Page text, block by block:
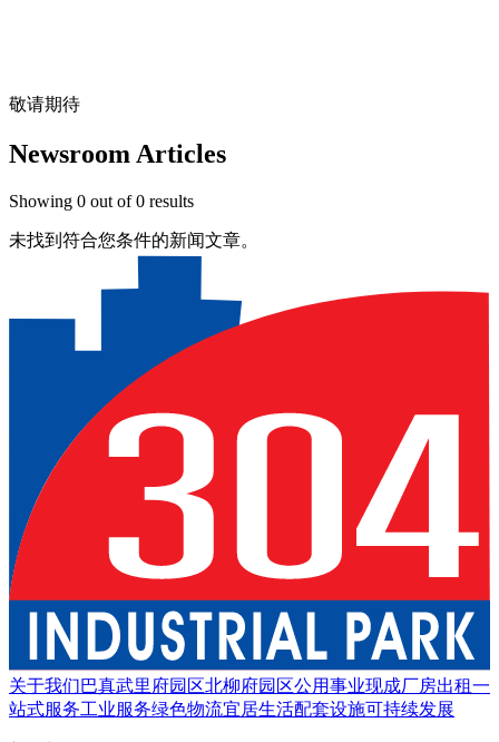
敬请期待
Newsroom Articles
Showing 0 out of0 results
未找到符合您条件的新闻文章。
关于我们巴真武里府园区北柳府园区公用事业现成厂房出租一
站式服务工业服务绿色物流宜居生活配套设施可持续发展